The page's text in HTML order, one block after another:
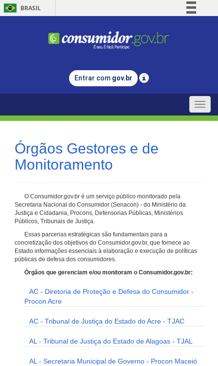
BRASIL
Comunica BR
Legislação
Entrar com gov.br
Toggle
Órgãos Gestores e de
Monitoramento
O Consumidor.gov.br é um serviço público monitorado pela
Secretaria Nacional do Consumidor (Senacon) - do Ministério da
Justiça e Cidadania, Procons, Defensorias Públicas, Ministérios
Públicos, Tribunais de Justiça.
Essas parcerias estratégicas são fundamentais para a
concretização dos objetivos do Consumidor.gov.br, que fornece ao
Estado informações essenciais à elaboração e execução de políticas
públicas de defesa dos consumidores.
Órgãos que gerenciam e/ou monitoram o Consumidor.gov.br:
AC - Diretoria de Proteção e Defesa do Consumidor -
Procon Acre
AC - Tribunal de Justiça do Estado do Acre - TJAC
AL - Tribunal de Justiça do Estado de Alagoas - TJAL
AL - Secretaria Municipal de Governo - Procon Maceió